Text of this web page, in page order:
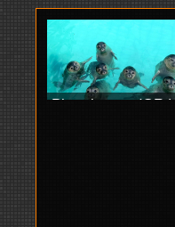
Pieterburen: (GR.)